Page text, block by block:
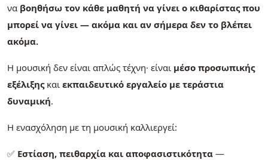
να βοηθήσω τον κάθε μαθητή να γίνει ο κιθαρίστας που
μπορεί να γίνει — ακόμα και αν σήμερα δεν το βλέπει
ακόμα.
Η μουσική δεν είναι απλώς τέχνη· είναι μέσο προσωπικής
εξέλιξηςκαι εκπαιδευτικό εργαλείο με τεράστια
δυναμική.
Η ενασχόληση με τη μουσική καλλιεργεί:
✅ Εστίαση, πειθαρχία και αποφασιστικότητα —